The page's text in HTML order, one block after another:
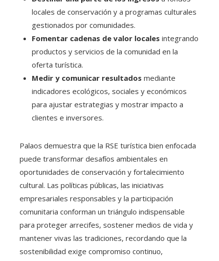
locales de conservación y a programas culturales
gestionados por comunidades.
Fomentar cadenas de valor locales integrando
productos y servicios de la comunidad en la
oferta turística.
Medir y comunicar resultados mediante
indicadores ecológicos, sociales y económicos
para ajustar estrategias y mostrar impacto a
clientes e inversores.
Palaos demuestra que la RSE turística bien enfocada
puede transformar desafíos ambientales en
oportunidades de conservación y fortalecimiento
cultural. Las políticas públicas, las iniciativas
empresariales responsables y la participación
comunitaria conforman un triángulo indispensable
para proteger arrecifes, sostener medios de vida y
mantener vivas las tradiciones, recordando que la
sostenibilidad exige compromiso continuo,